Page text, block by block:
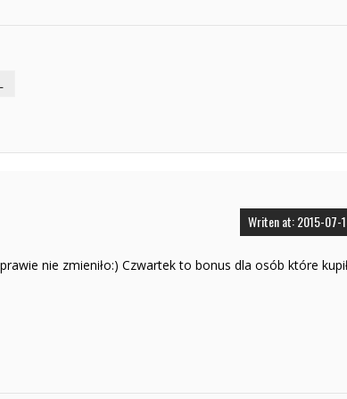
Writen at: 2015-07-
nie zmieniło:) Czwartek to bonus dla osób które